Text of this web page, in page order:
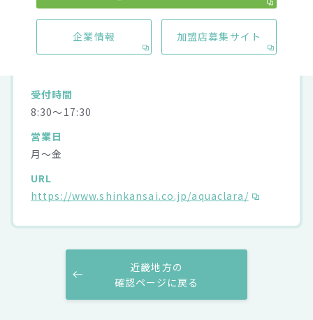
住所
電話番号
受付時間
8:30～17:30
営業日
月～金
URL
https://www.shinkansai.co.jp/aquaclara/
近畿地方の
確認ページに戻る
企業情報 加盟店募集サイト